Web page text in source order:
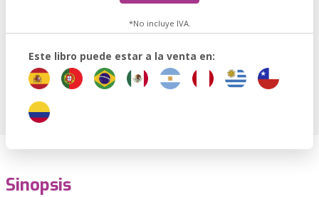
*No incluye IVA.
Este libro puede estar a la venta en:
Sinopsis